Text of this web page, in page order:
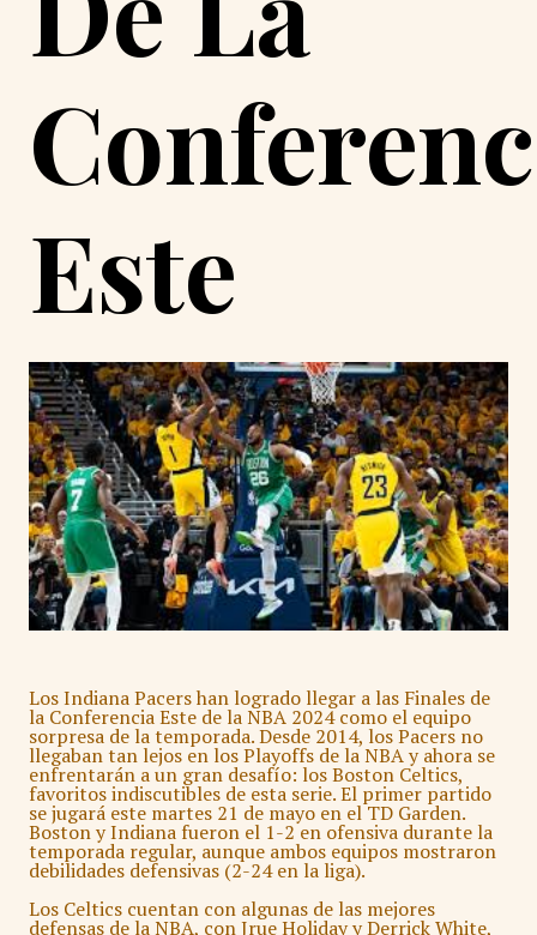
Este
Los Indiana Pacers han logrado llegar a las Finales de
la Conferencia Este de la NBA 2024 como el equipo
sorpresa de la temporada. Desde 2014, los Pacers no
llegaban tan lejos en los Playoffs de la NBA y ahora se
enfrentarán a un gran desafío: los Boston Celtics,
favoritos indiscutibles de esta serie. El primer partido
se jugará este martes 21 de mayo en el TD Garden.
Boston y Indiana fueron el 1-2 en ofensiva durante la
temporada regular, aunque ambos equipos mostraron
debilidades defensivas (2-24 en la liga).
Los Celtics cuentan con algunas de las mejores
defensas de la NBA, con Jrue Holiday y Derrick White,